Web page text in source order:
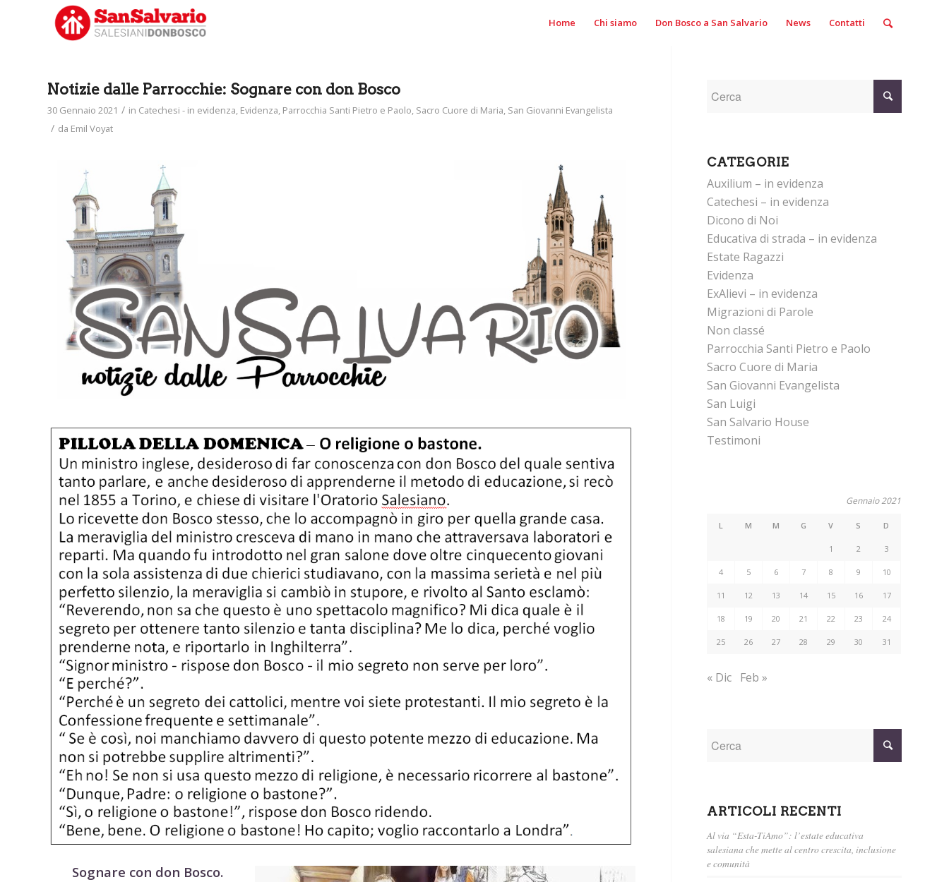
Home Chi siamo Don Bosco a San Salvario News Contatti
Notizie dalle Parrocchie: Sognare con don Bosco
30 Gennaio 2021 / in Catechesi - in evidenza, Evidenza, Parrocchia Santi Pietro e Paolo, Sacro Cuore di Maria, San Giovanni Evangelista
/ da Emil Voyat
Sognare con don Bosco.
CATEGORIE
Auxilium – in evidenza
Catechesi – in evidenza
Dicono di Noi
Educativa di strada – in evidenza
Estate Ragazzi
Evidenza
ExAlievi – in evidenza
Migrazioni di Parole
Non classé
Parrocchia Santi Pietro e Paolo
Sacro Cuore di Maria
San Giovanni Evangelista
San Luigi
San Salvario House
Testimoni
Gennaio 2021
L M M G V S D
1 2 3
4 5 6 7 8 9 10
11 12 13 14 15 16 17
18 19 20 21 22 23 24
25 26 27 28 29 30 31
« Dic Feb »
ARTICOLI RECENTI
Al via “Esta-TiAmo”: l’estate educativa
salesiana che mette al centro crescita, inclusione
e comunità